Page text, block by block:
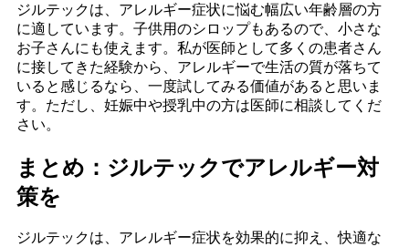
ジルテックは、アレルギー症状に悩む幅広い年齢層の方
に適しています。子供用のシロップもあるので、小さな
お子さんにも使えます。私が医師として多くの患者さん
に接してきた経験から、アレルギーで生活の質が落ちて
いると感じるなら、一度試してみる価値があると思いま
す。ただし、妊娠中や授乳中の方は医師に相談してくだ
さい。
まとめ：ジルテックでアレルギー対
策を
ジルテックは、アレルギー症状を効果的に抑え、快適な